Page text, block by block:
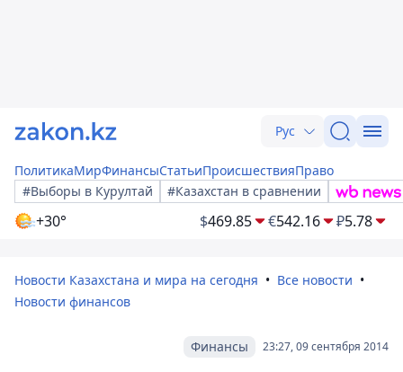
Рус
ПолитикаМирФинансыСтатьиПроисшествияПраво
#Выборы в Курултай
#Казахстан в сравнении
+30° $469.85 €542.16 ₽5.78
Новости Казахстана и мира на сегодня
Все новости
Новости финансов
23:27, 09 сентября 2014
Финансы